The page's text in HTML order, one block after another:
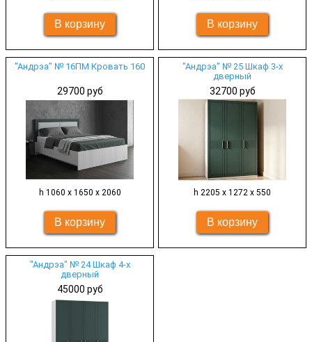
"Андрэа" № 16ПМ Кровать 160
29700 руб
h 1060 х 1650 х 2060
"Андрэа" № 25 Шкаф 3-х
дверный
32700 руб
h 2205 х 1272 х 550
"Андрэа" № 24 Шкаф 4-х
дверный
45000 руб